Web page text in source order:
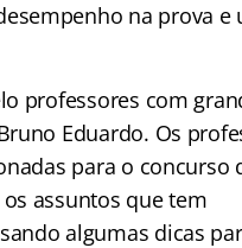
na prova e
professores com
Eduardo. Os
para o concurso
assuntos que tem
algumas dicas